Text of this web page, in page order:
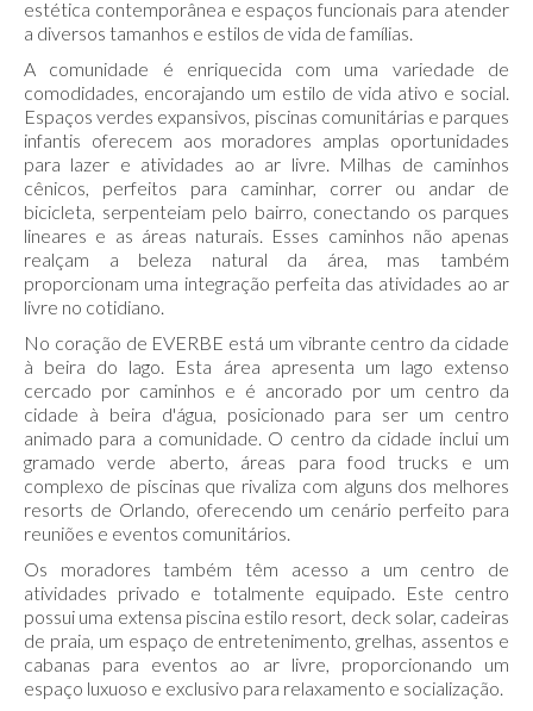
estética contemporânea e espaços funcionais para atender
a diversos tamanhos e estilos de vida de famílias.
A comunidade é enriquecida com uma variedade de
comodidades, encorajando um estilo de vida ativo e social.
Espaços verdes expansivos, piscinas comunitárias e parques
infantis oferecem aos moradores amplas oportunidades
para lazer e atividades ao ar livre. Milhas de caminhos
cênicos, perfeitos para caminhar, correr ou andar de
bicicleta, serpenteiam pelo bairro, conectando os parques
lineares e as áreas naturais. Esses caminhos não apenas
realçam a beleza natural da área, mas também
proporcionam uma integração perfeita das atividades ao ar
livre no cotidiano.
No coração de EVERBE está um vibrante centro da cidade
à beira do lago. Esta área apresenta um lago extenso
cercado por caminhos e é ancorado por um centro da
cidade à beira d'água, posicionado para ser um centro
animado para a comunidade. O centro da cidade inclui um
gramado verde aberto, áreas para food trucks e um
complexo de piscinas que rivaliza com alguns dos melhores
resorts de Orlando, oferecendo um cenário perfeito para
reuniões e eventos comunitários.
Os moradores também têm acesso a um centro de
atividades privado e totalmente equipado. Este centro
possui uma extensa piscina estilo resort, deck solar, cadeiras
de praia, um espaço de entretenimento, grelhas, assentos e
cabanas para eventos ao ar livre, proporcionando um
espaço luxuoso e exclusivo para relaxamento e socialização.